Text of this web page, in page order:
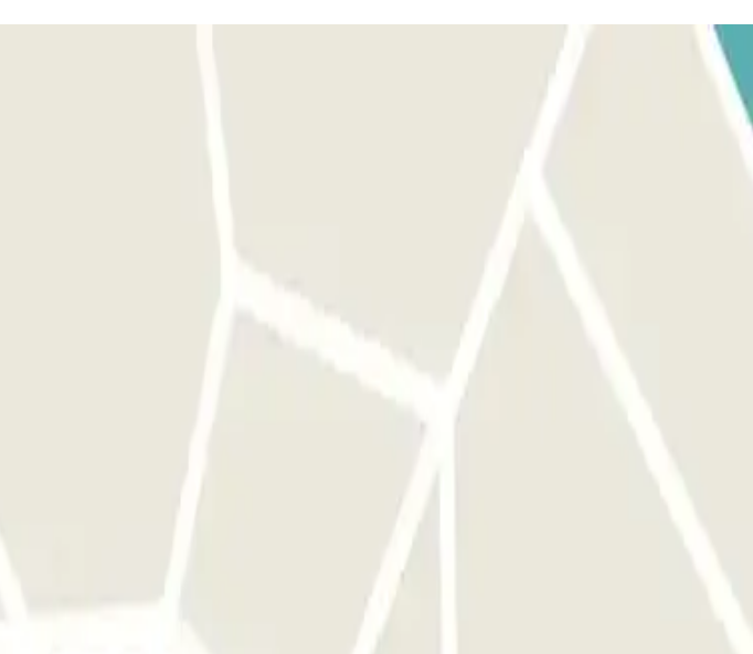
de placas de matrícula reconocerá su vehículo y la barrera se abrirá automáticamente sin
ABRE: USE EL CÓDIGO QR RECIBIDO EN SU CORREO DE CONFIRMACIÓN: Si el lector no
Cargue su código QR con antelación, según la cobertura de red, dentro del estacionamiento.
abrirá automáticamente sin necesidad de presionar ningún botón. Si la lectura de la placa no
con acceso peatonal, abre la puerta o la barrera con el código o el CÓDIGO QR disponible en tu